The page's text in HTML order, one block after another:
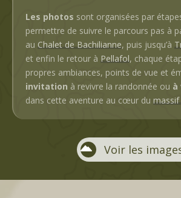
Les photos sont organisées par
permettre de suivre le parcours pas à
au Chalet de Bachilianne, puis jusqu’à
et enfin le retour à Pellafol, chaque
propres ambiances, points de vue et
invitation à revivre la randonnée ou à
dans cette aventure au cœur du massif
Voir les